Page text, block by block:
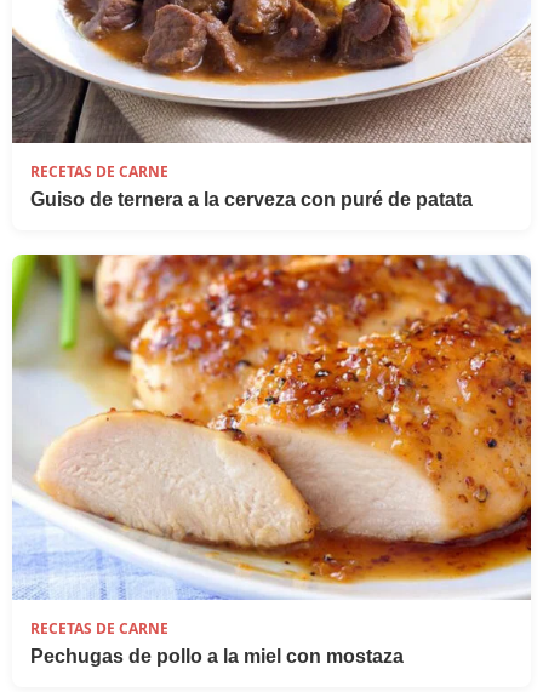
RECETAS DE CARNE
Guiso de ternera a la cerveza con puré de patata
RECETAS DE CARNE
Pechugas de pollo a la miel con mostaza